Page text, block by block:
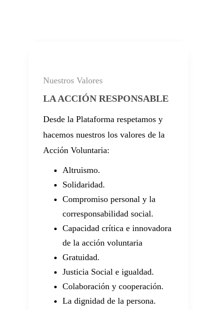
Nuestros Valores
LA ACCIÓN RESPONSABLE
Desde la Plataforma respetamos y
hacemos nuestros los valores de la
Acción Voluntaria:
Altruismo.
Solidaridad.
Compromiso personal y la
corresponsabilidad social.
Capacidad crítica e innovadora
de la acción voluntaria
Gratuidad.
Justicia Social e igualdad.
Colaboración y cooperación.
La dignidad de la persona.